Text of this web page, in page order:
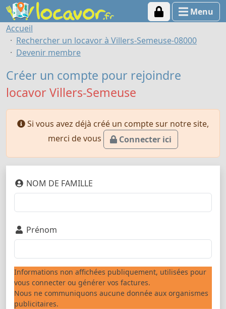
Menu
Accueil
Rechercher un locavor à Villers-Semeuse-08000
Devenir membre
Créer un compte pour rejoindre
locavor Villers-Semeuse
Si vous avez déjà créé un compte sur notre site,
merci de vous
Connecter ici
NOM DE FAMILLE
Prénom
Informations non affichées publiquement, utilisées pour
vous connecter ou générer vos factures.
Nous ne communiquons aucune donnée aux organismes
publicitaires.